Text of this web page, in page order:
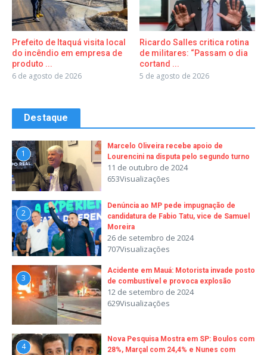
Prefeito de Itaquá visita local
do incêndio em empresa de
produto ...
6 de agosto de 2026
Ricardo Salles critica rotina
de militares: “Passam o dia
cortand ...
5 de agosto de 2026
Destaque
1
Marcelo Oliveira recebe apoio de
Lourencini na disputa pelo segundo turno
11 de outubro de 2024
653Visualizações
2
Denúncia ao MP pede impugnação de
candidatura de Fabio Tatu, vice de Samuel
Moreira
26 de setembro de 2024
707Visualizações
3
Acidente em Mauá: Motorista invade posto
de combustível e provoca explosão
12 de setembro de 2024
629Visualizações
4
Nova Pesquisa Mostra em SP: Boulos com
28%, Marçal com 24,4% e Nunes com